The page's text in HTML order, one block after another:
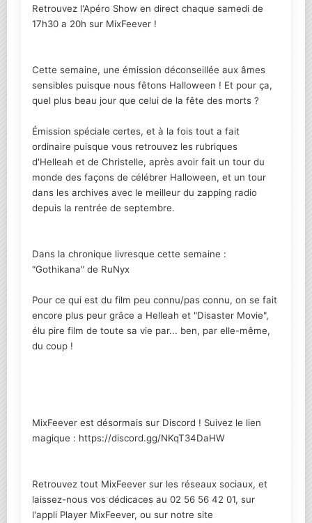
Retrouvez l'Apéro Show en direct chaque samedi de
17h30 a 20h sur MixFeever !
Cette semaine, une émission déconseillée aux âmes
sensibles puisque nous fêtons Halloween ! Et pour ça,
quel plus beau jour que celui de la fête des morts ?
Émission spéciale certes, et à la fois tout a fait
ordinaire puisque vous retrouvez les rubriques
d'Helleah et de Christelle, après avoir fait un tour du
monde des façons de célébrer Halloween, et un tour
dans les archives avec le meilleur du zapping radio
depuis la rentrée de septembre.
Dans la chronique livresque cette semaine :
"Gothikana" de RuNyx
Pour ce qui est du film peu connu/pas connu, on se fait
encore plus peur grâce a Helleah et "Disaster Movie",
élu pire film de toute sa vie par... ben, par elle-même,
du coup !
MixFeever est désormais sur Discord ! Suivez le lien
magique : https://discord.gg/NKqT34DaHW
Retrouvez tout MixFeever sur les réseaux sociaux, et
laissez-nous vos dédicaces au 02 56 56 42 01, sur
l'appli Player MixFeever, ou sur notre site